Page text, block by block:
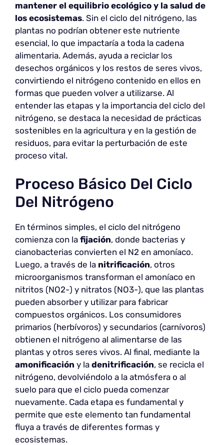
mantener el equilibrio ecológico y la salud de
los ecosistemas. Sin el ciclo del nitrógeno, las
plantas no podrían obtener este nutriente
esencial, lo que impactaría a toda la cadena
alimentaria. Además, ayuda a reciclar los
desechos orgánicos y los restos de seres vivos,
convirtiendo el nitrógeno contenido en ellos en
formas que pueden volver a utilizarse. Al
entender las etapas y la importancia del ciclo del
nitrógeno, se destaca la necesidad de prácticas
sostenibles en la agricultura y en la gestión de
residuos, para evitar la perturbación de este
proceso vital.
Proceso Básico Del Ciclo
Del Nitrógeno
En términos simples, el ciclo del nitrógeno
comienza con la fijación, donde bacterias y
cianobacterias convierten el N2 en amoníaco.
Luego, a través de la nitrificación, otros
microorganismos transforman el amoníaco en
nitritos (NO2-) y nitratos (NO3-), que las plantas
pueden absorber y utilizar para fabricar
compuestos orgánicos. Los consumidores
primarios (herbívoros) y secundarios (carnívoros)
obtienen el nitrógeno al alimentarse de las
plantas y otros seres vivos. Al final, mediante la
amonificación y la denitrificación, se recicla el
nitrógeno, devolviéndolo a la atmósfera o al
suelo para que el ciclo pueda comenzar
nuevamente. Cada etapa es fundamental y
permite que este elemento tan fundamental
fluya a través de diferentes formas y
ecosistemas.